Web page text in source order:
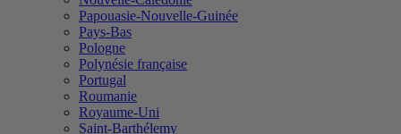
Papouasie-Nouvelle-Guinée
Pays-Bas
Pologne
Polynésie française
Portugal
Roumanie
Royaume-Uni
Saint-Barthélemy